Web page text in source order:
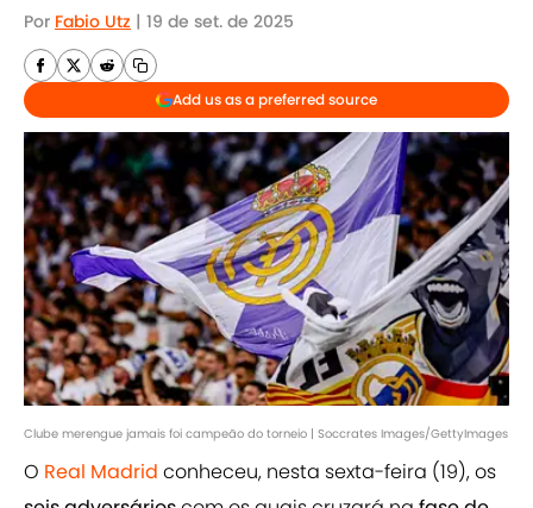
Por Fabio Utz | 19 de set. de 2025
Add us as a preferred source
Clube merengue jamais foi campeão do torneio | Soccrates Images/GettyImages
O Real Madrid conheceu, nesta sexta-feira (19), os